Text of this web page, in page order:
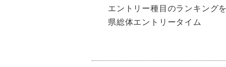
行わず、申込書類については
また、大会時に注意事項等に
何か不明な点がありましたら
エントリー種目のランキング
県総体エントリータイム